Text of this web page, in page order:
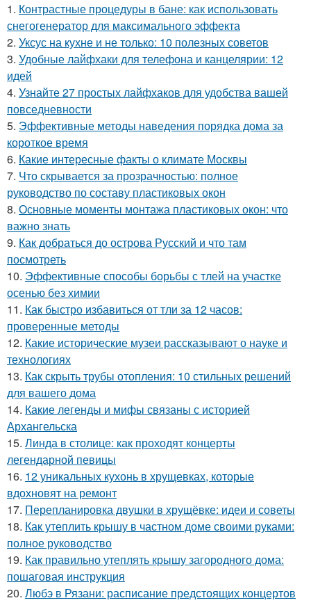
1. Контрастные процедуры в бане: как использовать
снегогенератор для максимального эффекта
2. Уксус на кухне и не только: 10 полезных советов
3. Удобные лайфхаки для телефона и канцелярии: 12
идей
4. Узнайте 27 простых лайфхаков для удобства вашей
повседневности
5. Эффективные методы наведения порядка дома за
короткое время
6. Какие интересные факты о климате Москвы
7. Что скрывается за прозрачностью: полное
руководство по составу пластиковых окон
8. Основные моменты монтажа пластиковых окон: что
важно знать
9. Как добраться до острова Русский и что там
посмотреть
10. Эффективные способы борьбы с тлей на участке
осенью без химии
11. Как быстро избавиться от тли за 12 часов:
проверенные методы
12. Какие исторические музеи рассказывают о науке и
технологиях
13. Как скрыть трубы отопления: 10 стильных решений
для вашего дома
14. Какие легенды и мифы связаны с историей
Архангельска
15. Линда в столице: как проходят концерты
легендарной певицы
16. 12 уникальных кухонь в хрущевках, которые
вдохновят на ремонт
17. Перепланировка двушки в хрущёвке: идеи и советы
18. Как утеплить крышу в частном доме своими руками:
полное руководство
19. Как правильно утеплять крышу загородного дома:
пошаговая инструкция
20. Любэ в Рязани: расписание предстоящих концертов